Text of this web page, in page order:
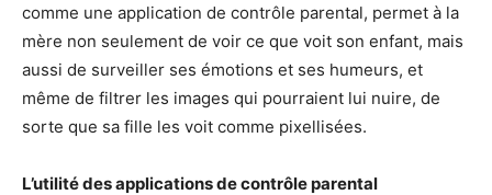
comme une application de contrôle parental, permet à la
mère non seulement de voir ce que voit son enfant, mais
aussi de surveiller ses émotions et ses humeurs, et
même de filtrer les images qui pourraient lui nuire, de
sorte que sa fille les voit comme pixellisées.
L’utilité des applications de contrôle parental